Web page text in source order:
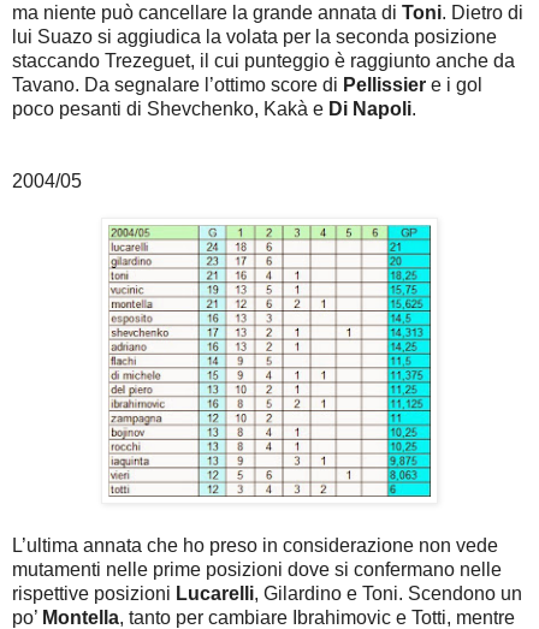
ma niente può cancellare la grande annata di Toni. Dietro di
lui Suazo si aggiudica la volata per la seconda posizione
staccando Trezeguet, il cui punteggio è raggiunto anche da
Tavano. Da segnalare l’ottimo score di Pellissier e i gol
poco pesanti di Shevchenko, Kakà e Di Napoli.
2004/05
L’ultima annata che ho preso in considerazione non vede
mutamenti nelle prime posizioni dove si confermano nelle
rispettive posizioni Lucarelli, Gilardino e Toni. Scendono un
po’ Montella, tanto per cambiare Ibrahimovic e Totti, mentre